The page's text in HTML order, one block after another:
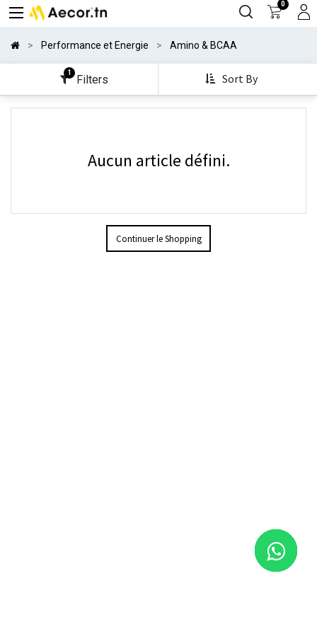
0
Performance et Energie Amino & BCAA
1
Filters Sort By
Aucun article défini.
Continuer le Shopping